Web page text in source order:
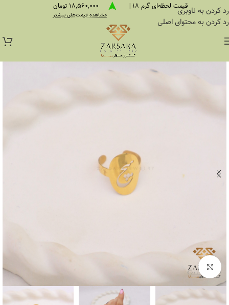
رد کردن به ناوبری
رد کردن به محتوای اصلی
قیمت لحظه‌ای گرم 18 | 18,560,000 تومان
مشاهده قیمت‌های بیشتر
بزرگنمایی تصویر